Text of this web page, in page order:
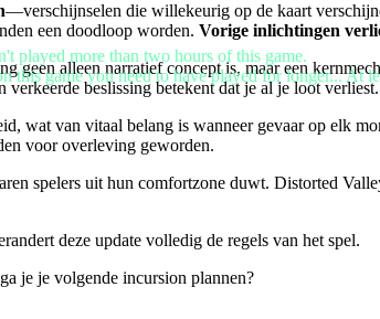
—verschijnselen die willekeurig op de kaart
een doodloop worden. Vorige inlichtingen
alleen narratief concept is, maar een
beslissing betekent dat je al je loot verliest.
wat van vitaal belang is wanneer gevaar op elk
voor overleving geworden.
spelers uit hun comfortzone duwt. Distorted
deze update volledig de regels van het spel.
je je volgende incursion plannen?
played more than two hours of this game.
this game you need to have played for longer... At